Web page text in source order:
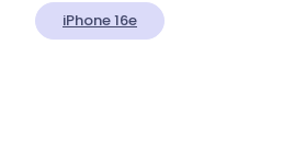
iPhone 16e